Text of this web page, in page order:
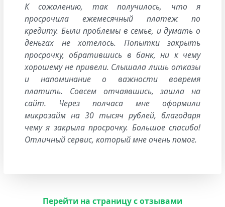
К сожалению, так получилось, что я
просрочила ежемесячный платеж по
кредиту. Были проблемы в семье, и думать о
деньгах не хотелось. Попытки закрыть
просрочку, обратившись в банк, ни к чему
хорошему не привели. Слышала лишь отказы
и напоминание о важности вовремя
платить. Совсем отчаявшись, зашла на
сайт. Через полчаса мне оформили
микрозайм на 30 тысяч рублей, благодаря
чему я закрыла просрочку. Большое спасибо!
Отличный сервис, который мне очень помог.
Перейти на страницу с отзывами